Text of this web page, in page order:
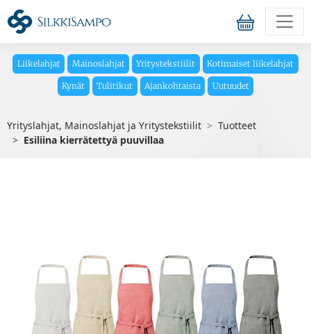
Liikelahjat Mainoslahjat Yritystekstiilit Kotimaiset liikelahjat
Kynät Tulitikut Ajankohtaista Uutuudet
Yrityslahjat, Mainoslahjat ja Yritystekstiilit
Tuotteet
Esiliina kierrätettyä puuvillaa